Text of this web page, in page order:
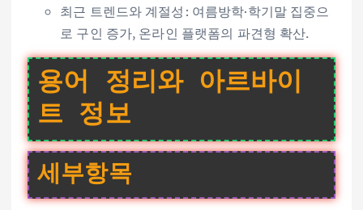
최근 트렌드와 계절성: 여름방학·학기말 집중으
로 구인 증가, 온라인 플랫폼의 파견형 확산.
용어 정리와 아르바이
트 정보
세부항목